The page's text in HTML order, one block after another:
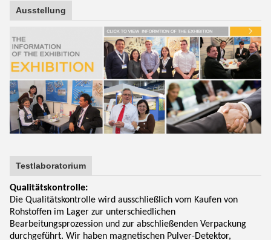
Ausstellung
Testlaboratorium
Qualitätskontrolle:
Die Qualitätskontrolle wird ausschließlich vom Kaufen von
Rohstoffen im Lager zur unterschiedlichen
Bearbeitungsprozession und zur abschließenden Verpackung
durchgeführt. Wir haben magnetischen Pulver-Detektor,